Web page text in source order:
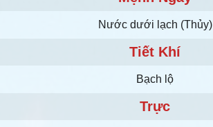
Nước dưới lạch (Thủy)
Tiết Khí
Bạch lộ
Trực